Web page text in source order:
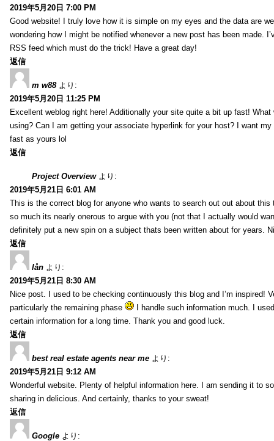
2019年5月20日 7:00 PM
Good website! I truly love how it is simple on my eyes and the data are
wondering how I might be notified whenever a new post has been made.
RSS feed which must do the trick! Have a great day!
返信
m w88 より:
2019年5月20日 11:25 PM
Excellent weblog right here! Additionally your site quite a bit up fast! What
using? Can I am getting your associate hyperlink for your host? I want
fast as yours lol
返信
Project Overview より:
2019年5月21日 6:01 AM
This is the correct blog for anyone who wants to search out out about this
so much its nearly onerous to argue with you (not that I actually would
definitely put a new spin on a subject thats been written about for years.
返信
lån より:
2019年5月21日 8:30 AM
Nice post. I used to be checking continuously this blog and I’m inspired!
particularly the remaining phase
I handle such information much. I
certain information for a long time. Thank you and good luck.
返信
best real estate agents near me より:
2019年5月21日 9:12 AM
Wonderful website. Plenty of helpful information here. I am sending it to
sharing in delicious. And certainly, thanks to your sweat!
返信
Google より: